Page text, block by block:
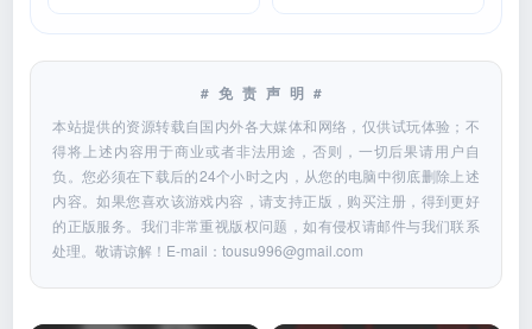
#免责声明#
本站提供的资源转载自国内外各大媒体和网络，仅供试玩体验；不
得将上述内容用于商业或者非法用途，否则，一切后果请用户自
负。您必须在下载后的24个小时之内，从您的电脑中彻底删除上述
内容。如果您喜欢该游戏内容，请支持正版，购买注册，得到更好
的正版服务。我们非常重视版权问题，如有侵权请邮件与我们联系
处理。敬请谅解！E-mail：tousu996@gmail.com